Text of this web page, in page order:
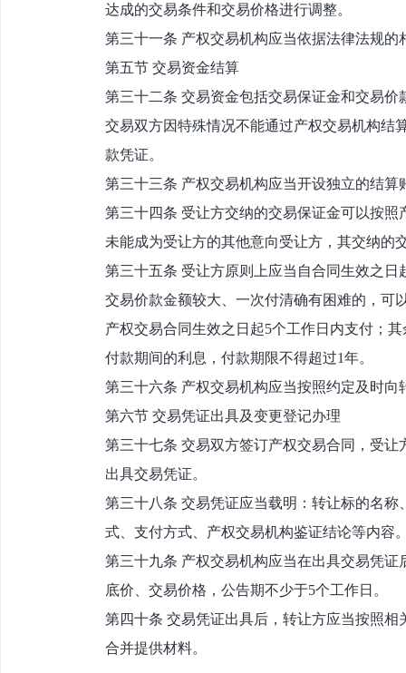
达成的交易条件和交易价格进行调整。
第三十一条 产权交易机构应当依据法律法规
第五节 交易资金结算
第三十二条 交易资金包括交易保证金和交易
交易双方因特殊情况不能通过产权交易机构结
款凭证。
第三十三条 产权交易机构应当开设独立的结
第三十四条 受让方交纳的交易保证金可以按
未能成为受让方的其他意向受让方，其交纳的
第三十五条 受让方原则上应当自合同生效之
交易价款金额较大、一次付清确有困难的，可
产权交易合同生效之日起5个工作日内支付；
付款期间的利息，付款期限不得超过1年。
第三十六条 产权交易机构应当按照约定及时向
第六节 交易凭证出具及变更登记办理
第三十七条 交易双方签订产权交易合同，受
出具交易凭证。
第三十八条 交易凭证应当载明：转让标的名
式、支付方式、产权交易机构鉴证结论等内容
第三十九条 产权交易机构应当在出具交易凭
底价、交易价格，公告期不少于5个工作日。
第四十条 交易凭证出具后，转让方应当按照
合并提供材料。